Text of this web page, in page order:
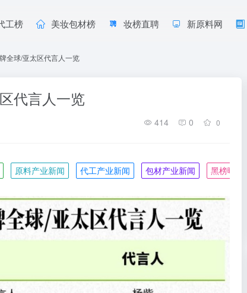
工榜 美妆包材榜 妆榜直聘 新原料网
全球/亚太区代言人一览
代言人一览
414 0 0
原料产业新闻 代工产业新闻 包材产业新闻 黑榜曝光